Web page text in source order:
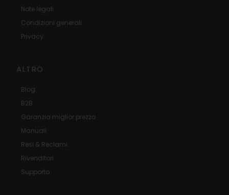
Note legali
Condizioni generali
Privacy
ALTRO
Blog
B2B
Garanzia miglior prezzo
Manuali
Resi & Reclami
Rivenditori
Supporto